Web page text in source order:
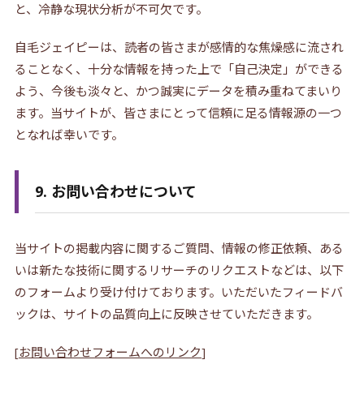
と、冷静な現状分析が不可欠です。
自毛ジェイピーは、読者の皆さまが感情的な焦燥感に流され
ることなく、十分な情報を持った上で「自己決定」ができる
よう、今後も淡々と、かつ誠実にデータを積み重ねてまいり
ます。当サイトが、皆さまにとって信頼に足る情報源の一つ
となれば幸いです。
9. お問い合わせについて
当サイトの掲載内容に関するご質問、情報の修正依頼、ある
いは新たな技術に関するリサーチのリクエストなどは、以下
のフォームより受け付けております。いただいたフィードバ
ックは、サイトの品質向上に反映させていただきます。
[お問い合わせフォームへのリンク]